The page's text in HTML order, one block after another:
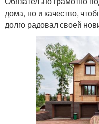
дома, но и качество,
долго радовал своей